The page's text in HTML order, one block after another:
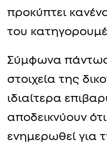
προκύπτει
του
Σύμφωνα
στοιχεία της
ιδιαίτερα
αποδεικνύουν
ενημερωθεί για